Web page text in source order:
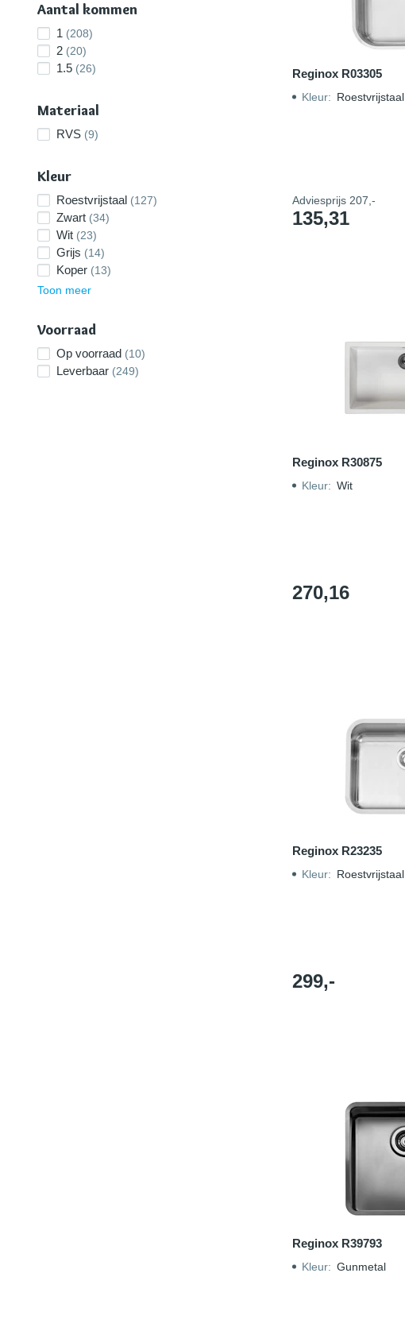
Reginox R03305
Kleur: Roestvrijstaal
Adviesprijs 207,-
135,31
Reginox R30875
Kleur: Wit
270,16
Reginox R23235
Kleur: Roestvrijstaal
299,-
Reginox R39793
Kleur: Gunmetal
Aantal kommen
1 (208)
2 (20)
1.5 (26)
Materiaal
RVS (9)
Kleur
Roestvrijstaal (127)
Zwart (34)
Wit (23)
Grijs (14)
Koper (13)
Toon meer
Voorraad
Op voorraad (10)
Leverbaar (249)